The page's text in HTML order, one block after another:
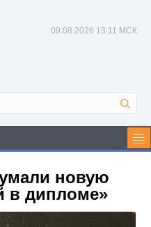
09.08.2026 13:11 МСК
новую
в дипломе»